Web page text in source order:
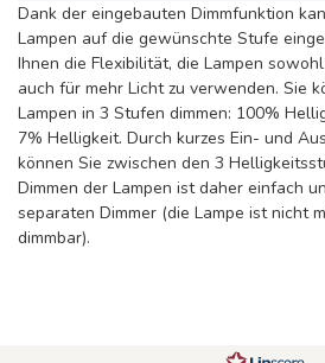
Dank der eingebauten Dimmfunktion
Lampen auf die gewünschte Stufe
Ihnen die Flexibilität, die Lampen
auch für mehr Licht zu verwenden. Sie
Lampen in 3 Stufen dimmen: 100%
7% Helligkeit. Durch kurzes Ein- und
können Sie zwischen den 3
Dimmen der Lampen ist daher einfach
separaten Dimmer (die Lampe ist nicht
dimmbar).